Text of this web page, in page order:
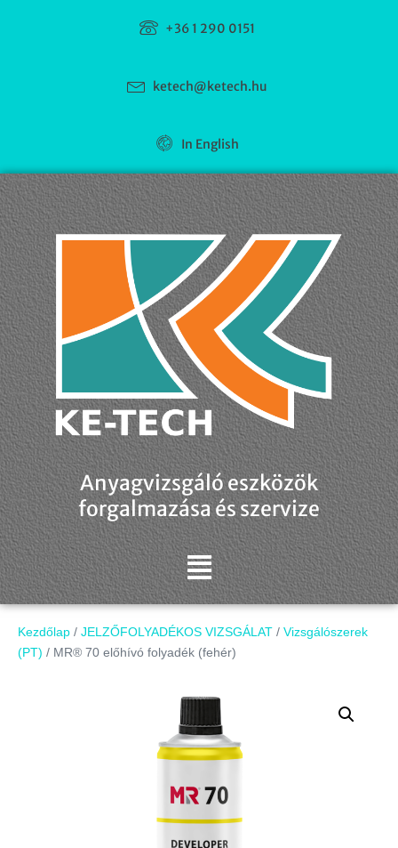
+36 1 290 0151
ketech@ketech.hu
In English
Anyagvizsgáló eszközök
forgalmazása és szervize
Kezdőlap / JELZŐFOLYADÉKOS VIZSGÁLAT / Vizsgálószerek
(PT) / MR® 70 előhívó folyadék (fehér)